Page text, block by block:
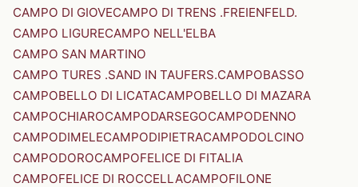
CAMPO DI GIOVECAMPO DI TRENS .FREIENFELD.
CAMPO LIGURECAMPO NELL'ELBA
CAMPO SAN MARTINO
CAMPO TURES .SAND IN TAUFERS.CAMPOBASSO
CAMPOBELLO DI LICATACAMPOBELLO DI MAZARA
CAMPOCHIAROCAMPODARSEGOCAMPODENNO
CAMPODIMELECAMPODIPIETRACAMPODOLCINO
CAMPODOROCAMPOFELICE DI FITALIA
CAMPOFELICE DI ROCCELLACAMPOFILONE